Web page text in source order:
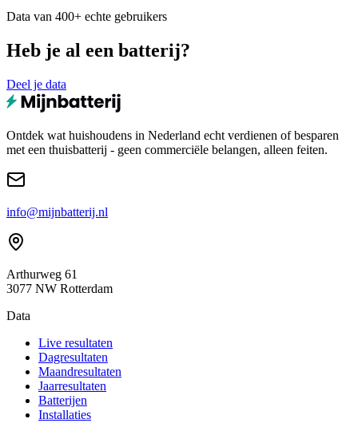
Data van 400+ echte gebruikers
Heb je al een batterij?
Deel je data
Ontdek wat huishoudens in Nederland echt verdienen of besparen
met een thuisbatterij - geen commerciële belangen, alleen feiten.
info@mijnbatterij.nl
Arthurweg 61
3077 NW Rotterdam
Data
Live resultaten
Dagresultaten
Maandresultaten
Jaarresultaten
Batterijen
Installaties